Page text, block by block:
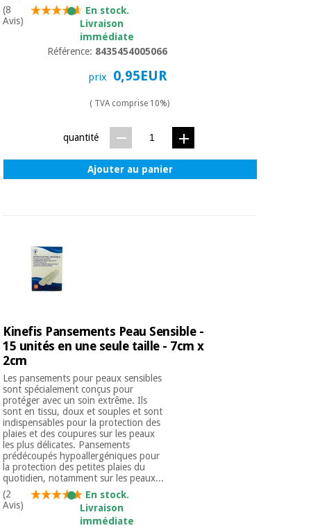
(8
Avis)
En stock.
Livraison
immédiate
Référence: 8435454005066
prix 0,95EUR
( TVA comprise 10%)
quantité
Ajouter au panier
Kinefis Pansements Peau Sensible -
15 unités en une seule taille - 7cm x
2cm
Les pansements pour peaux sensibles
sont spécialement conçus pour
protéger avec un soin extrême. Ils
sont en tissu, doux et souples et sont
indispensables pour la protection des
plaies et des coupures sur les peaux
les plus délicates. Pansements
prédécoupés hypoallergéniques pour
la protection des petites plaies du
quotidien, notamment sur les peaux...
(2
Avis)
En stock.
Livraison
immédiate